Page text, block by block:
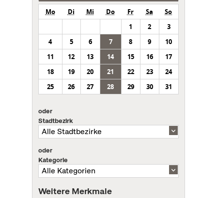
Mo Di Mi Do Fr Sa
So
1
2
3
4
5 6 7 8 9
10
11
12 13 14 15 16
17
18
19 20 21 22 23
24
25
26 27 28 29 30 31
oder
Stadtbezirk
oder
Kategorie
Weitere Merkmale